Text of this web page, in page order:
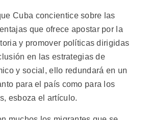
Cuba concientice sobre las
que ofrece apostar por la
y promover políticas dirigidas
en las estrategias de
y social, ello redundará en un
para el país como para los
esboza el artículo.